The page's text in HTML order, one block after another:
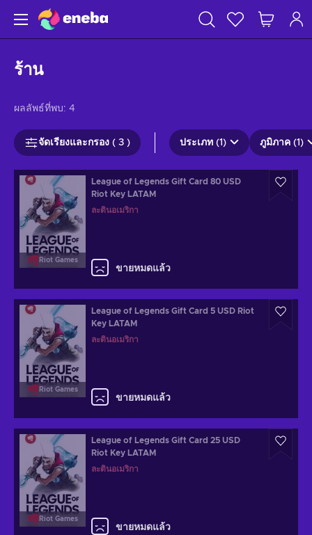
ร้าน
ผลลัพธ์ที่พบ: 4
จัดเรียงและกรอง ( 3 ) ประเภท (1) ภูมิภาค (1)
Riot Games
League of Legends Gift Card 80 USD
Riot Key LATAM
ละตินอเมริกา
ขายหมดแล้ว
Riot Games
League of Legends Gift Card 5 USD Riot
Key LATAM
ละตินอเมริกา
ขายหมดแล้ว
Riot Games
League of Legends Gift Card 25 USD
Riot Key LATAM
ละตินอเมริกา
ขายหมดแล้ว